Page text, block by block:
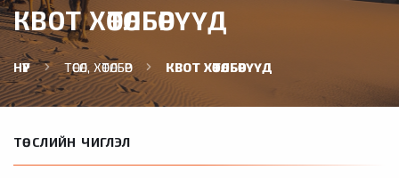
КВОТ ХӨТӨЛБӨРҮҮД
НҮҮР ТӨСӨЛ, ХӨТӨЛБӨР КВОТ ХӨТӨЛБӨРҮҮД
ТӨСЛИЙН ЧИГЛЭЛ